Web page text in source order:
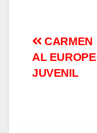
CARMEN
AL
JUVENIL